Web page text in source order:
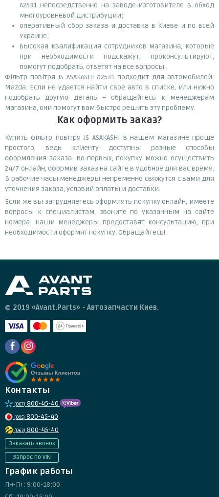
A2531 непосредственно на заводе-изготовителе в обход
многоуровневой дистрибуции;
оперативный сбор заказа и доставка в Киеве и по всей
Украине;
высокая квалификация сотрудников магазина, которые
при необходимости подскажут, проконсультируют,
помогут подобрать, ответят на все вопросы.
Фільтр повітря JS ASAKASHI a2531 подходит для автомобилей:
Mazda. Если не удается найти свое авто в списке, или нужно
подобрать другую деталь – обращайтесь к менеджерам
магазина, они помогут вам быстро решить эту проблему.
Как оформить заказ?
Купить фільтр повітря JS ASAKASHI в нашем магазине проще
простого, ведь клиенту доступны разные способы
оформления заказа. Во-первых, покупку можно осуществить
24/7 онлайн, оформив заказ на сайте в удобное для вас время.
В рабочие часы менеджеры непременно свяжутся с вами для
уточнения заказа, условий оплаты и доставки.
Если же вы затрудняетесь оформлять покупку онлайн, имеете
вопросы к специалистам, звоните по указанным на сайте
номера. Наши менеджеры предоставят консультацию, при
необходимости оформят покупку. Обращайтесь!
© 2019 «Avant.Parts» - Автозапчасти Киев.
Контакты
(067) 800-45-40
(095) 800-45-40
(063) 800-45-40
Заказать звонок
Запрос по VIN
График работы
Пн-Пт: 9:00-18:00